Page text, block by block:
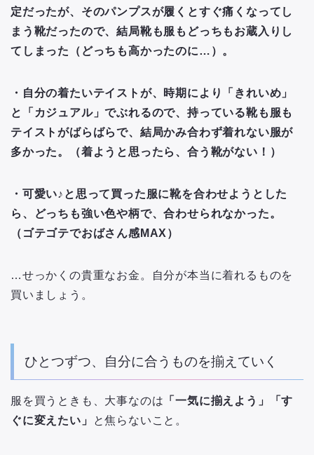
定だったが、そのパンプスが履くとすぐ痛くなってし
まう靴だったので、結局靴も服もどっちもお蔵入りし
てしまった（どっちも高かったのに…）。
・自分の着たいテイストが、時期により「きれいめ」
と「カジュアル」でぶれるので、持っている靴も服も
テイストがばらばらで、結局かみ合わず着れない服が
多かった。（着ようと思ったら、合う靴がない！）
・可愛い♪と思って買った服に靴を合わせようとした
ら、どっちも強い色や柄で、合わせられなかった。
（ゴテゴテでおばさん感MAX）
…せっかくの貴重なお金。自分が本当に着れるものを
買いましょう。
ひとつずつ、自分に合うものを揃えていく
服を買うときも、大事なのは 「一気に揃えよう」「す
ぐに変えたい」
と焦らないこと。